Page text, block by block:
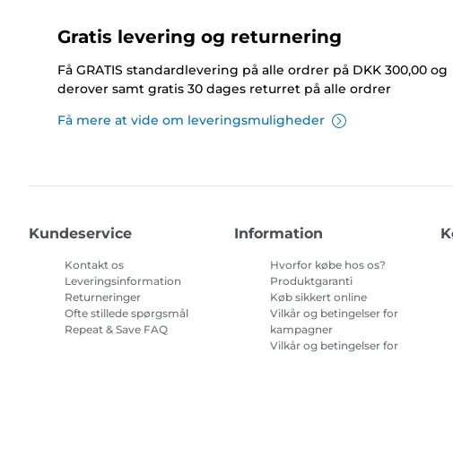
Gratis levering og returnering
Få GRATIS standardlevering på alle ordrer på DKK 300,00 og
derover samt gratis 30 dages returret på alle ordrer
Få mere at vide om leveringsmuligheder
Kundeservice
Kontakt os
Leveringsinformation
Returneringer
Ofte stillede spørgsmål
Repeat & Save FAQ
Information
Hvorfor købe hos os?
Produktgaranti
Køb sikkert online
Vilkår og betingelser for
kampagner
Vilkår og betingelser for